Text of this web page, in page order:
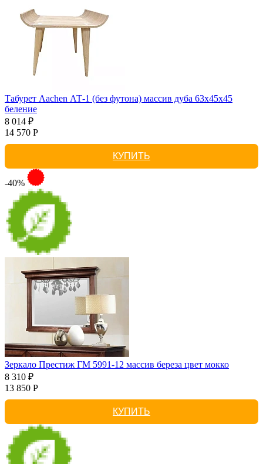
Табурет Aachen АТ-1 (без футона) массив дуба 63х45х45
беление
8 014 ₽
14 570 Р
КУПИТЬ
-40%
Зеркало Престиж ГМ 5991-12 массив береза цвет мокко
8 310 ₽
13 850 Р
КУПИТЬ